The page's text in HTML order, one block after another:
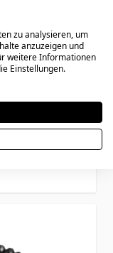
zu analysieren, um
anzuzeigen und
weitere Informationen
Einstellungen.